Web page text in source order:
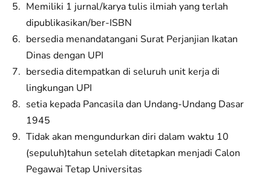
Memiliki 1 jurnal/karya tulis ilmiah yang terlah
dipublikasikan/ber-ISBN
bersedia menandatangani Surat Perjanjian Ikatan
Dinas dengan UPI
bersedia ditempatkan di seluruh unit kerja di
lingkungan UPI
setia kepada Pancasila dan Undang-Undang Dasar
1945
Tidak akan mengundurkan diri dalam waktu 10
(sepuluh)tahun setelah ditetapkan menjadi Calon
Pegawai Tetap Universitas